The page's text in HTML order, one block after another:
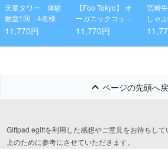
天童タワー 体験
教室1回 4名様
11,770円
【Foo Tokyo】 オ
ーガニックコット
ン フェイスタオル
枚 ギフトセット チ
11,770円
宮崎
しゃ
0g(4
ページの先頭へ
Giftpad egiftを利用した感想やご意見をお待ちし
上のために参考にさせていただきます。